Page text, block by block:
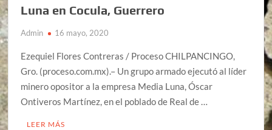
Luna en Cocula, Guerrero
Admin 16 mayo, 2020
Ezequiel Flores Contreras / Proceso CHILPANCINGO,
Gro. (proceso.com.mx).– Un grupo armado ejecutó al líder
minero opositor a la empresa Media Luna, Óscar
Ontiveros Martínez, en el poblado de Real de …
LEER MÁS